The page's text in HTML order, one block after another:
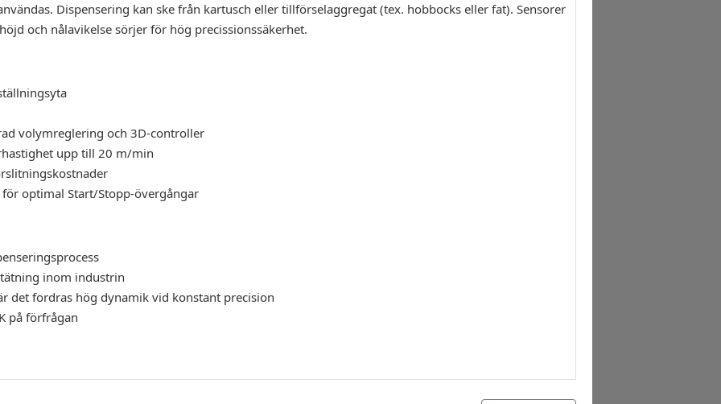
Dispensering kan ske från kartusch eller tillförselaggregat (tex. hobbocks eller fat). Sensorer
och nålavikelse sörjer för hög precissionssäkerhet.
volymreglering och 3D-controller
upp till 20 m/min
optimal Start/Stopp-övergångar
inom industrin
det fordras hög dynamik vid konstant precision
på förfrågan